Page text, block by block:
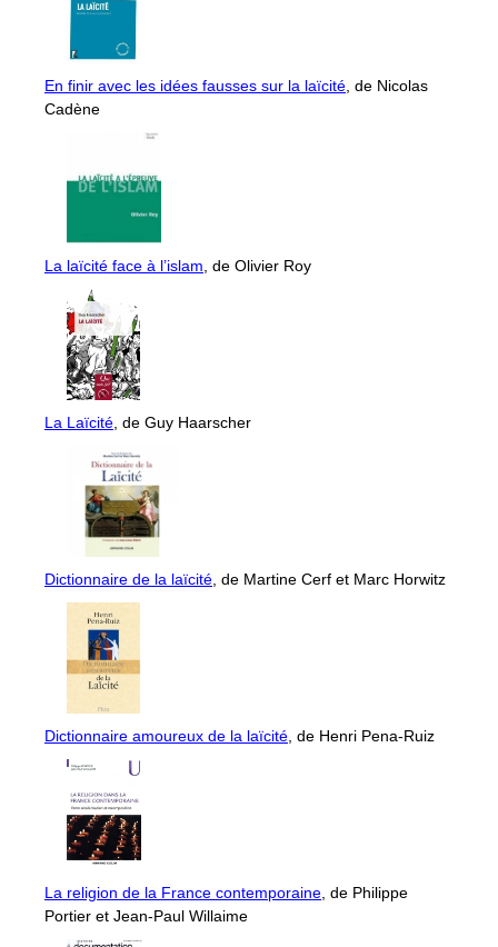
En finir avec les idées fausses sur la laïcité , de Nicolas
Cadène
La laïcité face à l’islam , de Olivier Roy
La Laïcité , de Guy Haarscher
Dictionnaire de la laïcité , de Martine Cerf et Marc Horwitz
Dictionnaire amoureux de la laïcité , de Henri Pena-Ruiz
La religion de la France contemporaine , de Philippe
Portier et Jean-Paul Willaime